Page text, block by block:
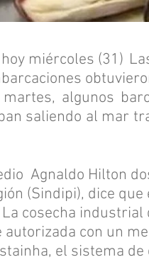
miércoles (31)
algunos
saliendo al mar
Agnaldo Hilton
(Sindipi), dice
cosecha
con un
el sistema